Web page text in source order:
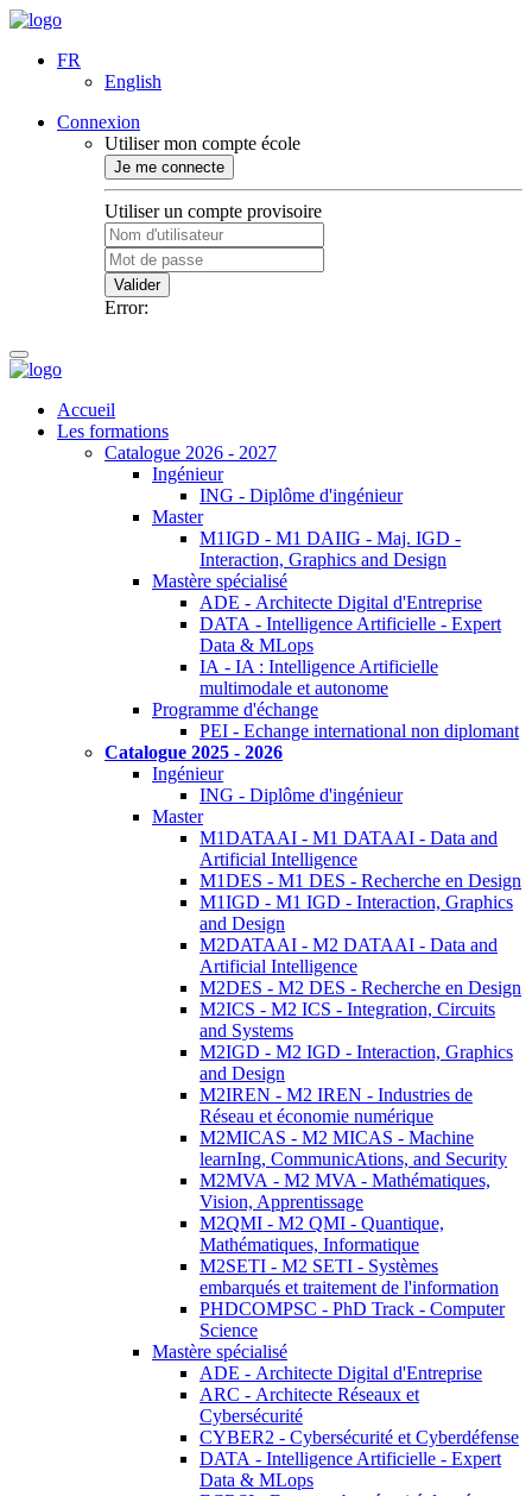
FR
English
Connexion
Utiliser mon compte école
Je me connecte
Utiliser un compte provisoire
Valider
Error:
Accueil
Les formations
Catalogue 2026 - 2027
Ingénieur
ING - Diplôme d'ingénieur
Master
M1IGD - M1 DAIIG - Maj. IGD -
Interaction, Graphics and Design
Mastère spécialisé
ADE - Architecte Digital d'Entreprise
DATA - Intelligence Artificielle - Expert
Data & MLops
IA - IA : Intelligence Artificielle
multimodale et autonome
Programme d'échange
PEI - Echange international non diplomant
Catalogue 2025 - 2026
Ingénieur
ING - Diplôme d'ingénieur
Master
M1DATAAI - M1 DATAAI - Data and
Artificial Intelligence
M1DES - M1 DES - Recherche en Design
M1IGD - M1 IGD - Interaction, Graphics
and Design
M2DATAAI - M2 DATAAI - Data and
Artificial Intelligence
M2DES - M2 DES - Recherche en Design
M2ICS - M2 ICS - Integration, Circuits
and Systems
M2IGD - M2 IGD - Interaction, Graphics
and Design
M2IREN - M2 IREN - Industries de
Réseau et économie numérique
M2MICAS - M2 MICAS - Machine
learnIng, CommunicAtions, and Security
M2MVA - M2 MVA - Mathématiques,
Vision, Apprentissage
M2QMI - M2 QMI - Quantique,
Mathématiques, Informatique
M2SETI - M2 SETI - Systèmes
embarqués et traitement de l'information
PHDCOMPSC - PhD Track - Computer
Science
Mastère spécialisé
ADE - Architecte Digital d'Entreprise
ARC - Architecte Réseaux et
Cybersécurité
CYBER2 - Cybersécurité et Cyberdéfense
DATA - Intelligence Artificielle - Expert
Data & MLops